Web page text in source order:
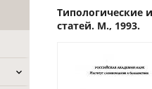
Типологические
статей. М., 1993.